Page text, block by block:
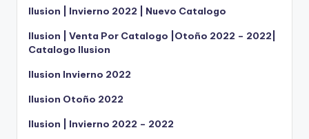
Ilusion | Invierno 2022 | Nuevo Catalogo
Ilusion | Venta Por Catalogo |Otoño 2022 – 2022|
Catalogo Ilusion
Ilusion Invierno 2022
Ilusion Otoño 2022
Ilusion | Invierno 2022 – 2022